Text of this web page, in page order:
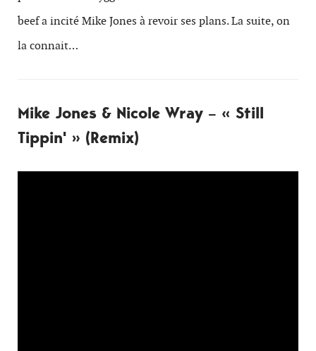
beef a incité Mike Jones à revoir ses plans. La suite, on
la connait…
Mike Jones & Nicole Wray – « Still
Tippin' » (Remix)